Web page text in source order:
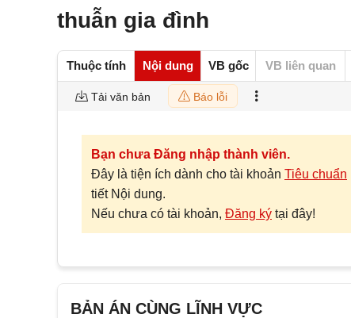
thuẫn gia đình
Thuộc tính Nội dung VB gốc VB liên quan
Tải văn bản Báo lỗi
Bạn chưa Đăng nhập thành viên.
Đây là tiện ích dành cho tài khoản Tiêu chuẩn
tiết Nội dung.
Nếu chưa có tài khoản, Đăng ký tại đây!
BẢN ÁN CÙNG LĨNH VỰC